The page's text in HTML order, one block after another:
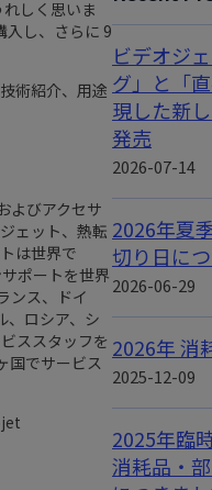
しく思いま
し、さらに 9
術紹介、用途
よびアクセサ
ェット、熱転
は世界で
ポートを世界
ンス、ドイ
、ロシア、シ
ススタッフを
国でサービス
ビデオジ
グ」と「
現した新
発売
2026-07-14
2026年夏
切り日に
2026-06-29
2026年 消
2025-12-09
2025年臨
消耗品・